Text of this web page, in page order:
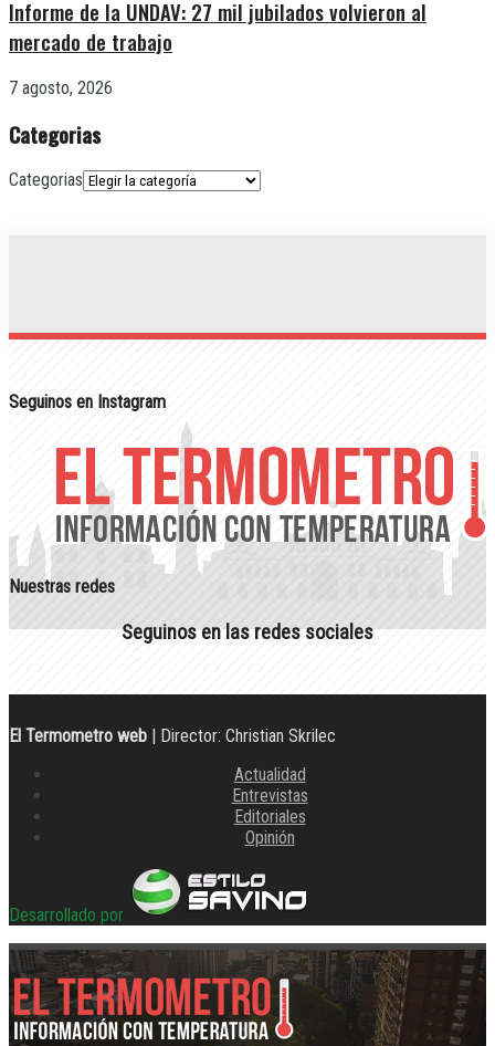
Informe de la UNDAV: 27 mil jubilados volvieron al
mercado de trabajo
7 agosto, 2026
Categorias
Categorias
Seguinos en Instagram
Nuestras redes
Seguinos en las redes sociales
El Termometro web | Director: Christian Skrilec
Actualidad
Entrevistas
Editoriales
Opinión
Desarrollado por